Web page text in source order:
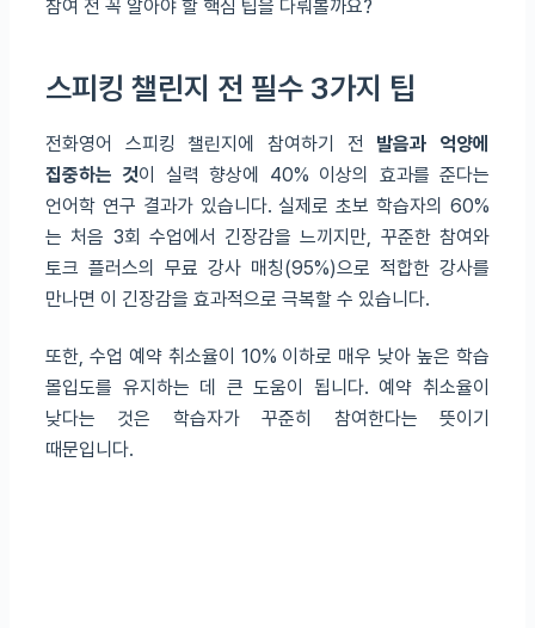
참여 전 꼭 알아야 할 핵심 팁을 다뤄볼까요?
스피킹 챌린지 전 필수 3가지 팁
전화영어 스피킹 챌린지에 참여하기 전 발음과 억양에
집중하는 것이 실력 향상에 40% 이상의 효과를 준다는
언어학 연구 결과가 있습니다. 실제로 초보 학습자의 60%
는 처음 3회 수업에서 긴장감을 느끼지만, 꾸준한 참여와
토크 플러스의 무료 강사 매칭(95%)으로 적합한 강사를
만나면 이 긴장감을 효과적으로 극복할 수 있습니다.
또한, 수업 예약 취소율이 10% 이하로 매우 낮아 높은 학습
몰입도를 유지하는 데 큰 도움이 됩니다. 예약 취소율이
낮다는 것은 학습자가 꾸준히 참여한다는 뜻이기
때문입니다.